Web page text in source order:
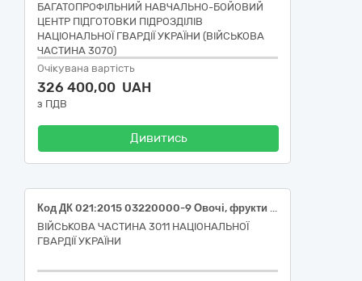
БАГАТОПРОФІЛЬНИЙ НАВЧАЛЬНО-БОЙОВИЙ
ЦЕНТР ПІДГОТОВКИ ПІДРОЗДІЛІВ
НАЦІОНАЛЬНОЇ ГВАРДІЇ УКРАЇНИ (ВІЙСЬКОВА
ЧАСТИНА 3070)
Очікувана вартість
326 400,00 UAH
з ПДВ
Дивитись
Код ДК 021:2015 03220000-9 Овочі, фрукти та горіхи (Код ДК 021:2015 03221240-0 помідори свіжі, Код ДК 021:2015 03221270-9 огірки свіжі, Код ДК 021:2015 03221110-0 редис, Код ДК 021:2015 03221250-3 кабачок, Код ДК 021:2015 03221230-7 перець болгарський, Код ДК 021:2015 03221400-0 капуста пекінська врожаю 2026 року, Код ДК 021:2015 03221410-3 капуста молода врожаю 2026 року)
ВІЙСЬКОВА ЧАСТИНА 3011 НАЦІОНАЛЬНОЇ
ГВАРДІЇ УКРАЇНИ